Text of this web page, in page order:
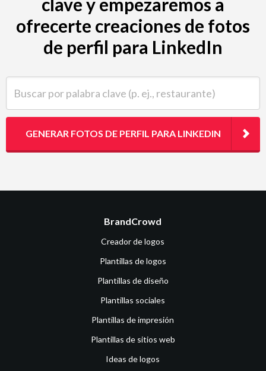
ofrecerte creaciones de fotos
de perfil para LinkedIn
GENERAR FOTOS DE PERFIL PARA LINKEDIN
BrandCrowd
Creador de logos
Plantillas de logos
Plantillas de diseño
Plantillas sociales
Plantillas de impresión
Plantillas de sitios web
Ideas de logos